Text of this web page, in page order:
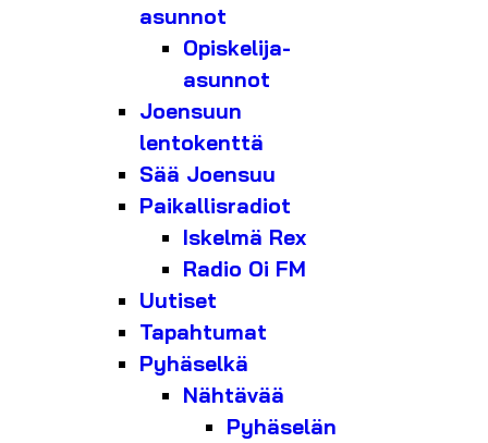
asunnot
Opiskelija-
asunnot
Joensuun
lentokenttä
Sää Joensuu
Paikallisradiot
Iskelmä Rex
Radio Oi FM
Uutiset
Tapahtumat
Pyhäselkä
Nähtävää
Pyhäselän